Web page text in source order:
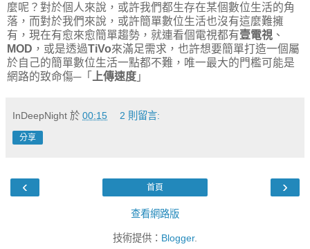
麼呢？對於個人來說，或許我們都生存在某個數位生活的角
落，而對於我們來說，或許簡單數位生活也沒有這麼難擁
有，現在有愈來愈簡單趨勢，就連看個電視都有壹電視 、
MOD ，或是透過TiVo來滿足需求，也許想要簡單打造一個屬
於自己的簡單數位生活一點都不難，唯一最大的門檻可能是
網路的致命傷─「
上傳速度 」
InDeepNight 於 00:15 2 則留言:
分享
‹ ›
首頁
查看網路版
技術提供： Blogger.